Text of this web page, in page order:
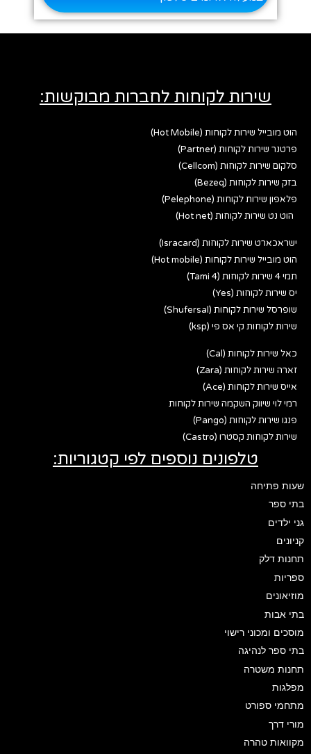
שירות לקוחות לחברות מבוקשות:
הוט מובייל שירות לקוחות (Hot Mobile)
פרטנר שירות לקוחות (Partner)
סלקום שירות לקוחות (Cellcom)
בזק שירות לקוחות (Bezeq)
פלאפון שירות לקוחות (Pelephone)
הוט נט שירות לקוחות (Hot net)
ישראכארט שירות לקוחות (Isracard)
הוט מובייל שירות לקוחות (Hot mobile)
תמי 4 שירות לקוחות (Tami 4)
יס שירות לקוחות (Yes)
שופרסל שירות לקוחות (Shufersal)
שירות לקוחות קי אס פי (ksp)
כאל שירות לקוחות (Cal)
זארה שירות לקוחות (Zara)
אייס שירות לקוחות (Ace)
רמי לוי שיווק השקמה שירות לקוחות
פנגו שירות לקוחות (Pango)
שירות לקוחות קסטרו (Castro)
טלפונים נוספים לפי קטגוריות:
שעות פתיחה
בתי ספר
גני ילדים
קניונים
תחנות דלק
ספריות
מוזיאונים
בתי אבות
מוסכים ומכוני רישוי
בתי ספר לנהיגה
תחנות משטרה
מפלגות
מתחמי ספורט
מורי דרך
מקוואות טהרה